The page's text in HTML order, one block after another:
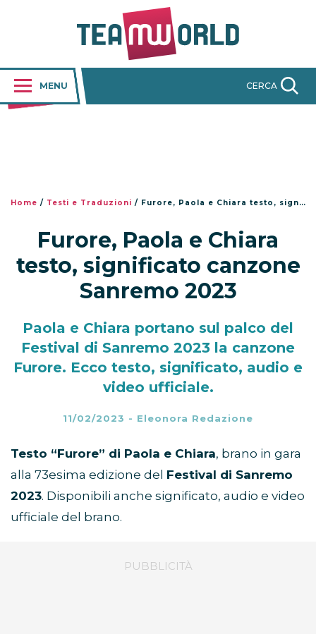
MENU CERCA
Home / Testi e Traduzioni / Furore, Paola e Chiara testo, significato canzone Sanremo 2023
Furore, Paola e Chiara
testo, significato canzone
Sanremo 2023
Paola e Chiara portano sul palco del
Festival di Sanremo 2023 la canzone
Furore. Ecco testo, significato, audio e
video ufficiale.
11/02/2023 - Eleonora Redazione
Testo “Furore” di Paola e Chiara, brano in gara
alla 73esima edizione del Festival di Sanremo
2023. Disponibili anche significato, audio e video
ufficiale del brano.